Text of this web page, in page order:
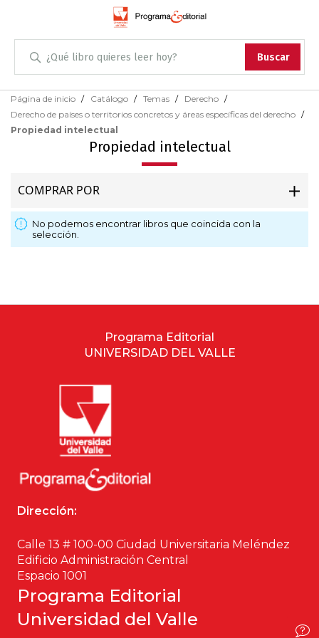
Buscar
Administración
Antropología
Arqueología
Arte
Artes escénicas
Ciencias
Ciencia política
Conflicto Armado
Construcción de paz
Derecho
Desarrollo
Diseño
Economía
Educación
Skip
Content
Página de inicio Catálogo Temas
Derecho
Derecho de países o territorios concretos y áreas específicas del derecho
Propiedad intelectual
Propiedad intelectual
COMPRAR POR
No podemos encontrar libros que coincida con la
selección.
Programa Editorial
UNIVERSIDAD DEL VALLE
Dirección:
Calle 13 # 100-00 Ciudad Universitaria Meléndez
Edificio Administración Central
Espacio 1001
Programa Editorial
Universidad del Valle